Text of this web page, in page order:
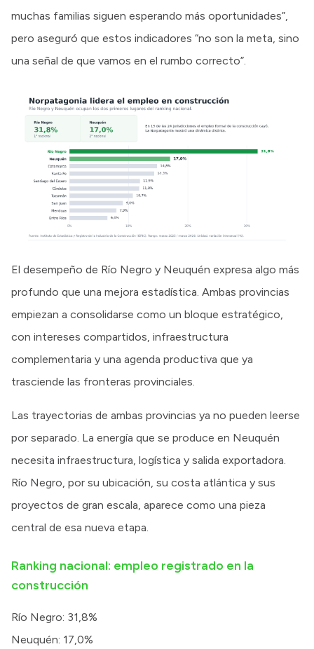
muchas familias siguen esperando más oportunidades”,
pero aseguró que estos indicadores “no son la meta, sino
una señal de que vamos en el rumbo correcto”.
El desempeño de Río Negro y Neuquén expresa algo más
profundo que una mejora estadística. Ambas provincias
empiezan a consolidarse como un bloque estratégico,
con intereses compartidos, infraestructura
complementaria y una agenda productiva que ya
trasciende las fronteras provinciales.
Las trayectorias de ambas provincias ya no pueden leerse
por separado. La energía que se produce en Neuquén
necesita infraestructura, logística y salida exportadora.
Río Negro, por su ubicación, su costa atlántica y sus
proyectos de gran escala, aparece como una pieza
central de esa nueva etapa.
Ranking nacional: empleo registrado en la
construcción
Río Negro: 31,8%
Neuquén: 17,0%